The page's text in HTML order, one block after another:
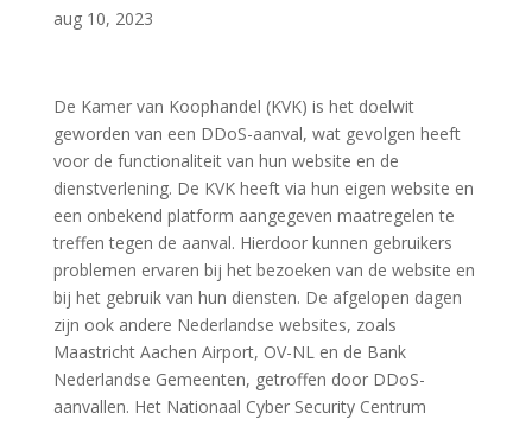
aug 10, 2023
De Kamer van Koophandel (KVK) is het doelwit
geworden van een DDoS-aanval, wat gevolgen heeft
voor de functionaliteit van hun website en de
dienstverlening. De KVK heeft via hun eigen website en
een onbekend platform aangegeven maatregelen te
treffen tegen de aanval. Hierdoor kunnen gebruikers
problemen ervaren bij het bezoeken van de website en
bij het gebruik van hun diensten. De afgelopen dagen
zijn ook andere Nederlandse websites, zoals
Maastricht Aachen Airport, OV-NL en de Bank
Nederlandse Gemeenten, getroffen door DDoS-
aanvallen. Het Nationaal Cyber Security Centrum